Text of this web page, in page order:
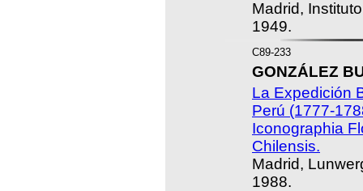
Madrid,
1949.
C89-233
GONZÁLEZ
La Expedición
Perú (1777-
Iconographia
Chilensis.
Madrid,
1988.